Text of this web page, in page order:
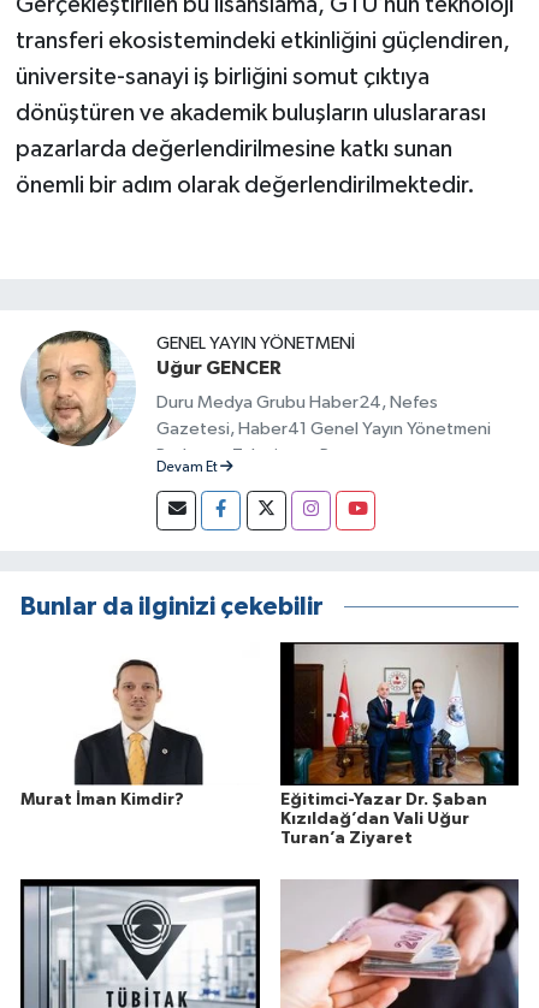
transferi ekosistemindeki etkinliğini güçlendiren,
üniversite-sanayi iş birliğini somut çıktıya
dönüştüren ve akademik buluşların uluslararası
pazarlarda değerlendirilmesine katkı sunan
önemli bir adım olarak değerlendirilmektedir.
GENEL YAYIN YÖNETMENI
Uğur GENCER
Duru Medya Grubu Haber24, Nefes
Gazetesi, Haber41 Genel Yayın Yönetmeni
Radyo ve Televizyon Programcısı
Devam Et
Bunlar da ilginizi çekebilir
Murat İman Kimdir?
Eğitimci-Yazar Dr. Şaban
Kızıldağ’dan Vali Uğur
Turan’a Ziyaret